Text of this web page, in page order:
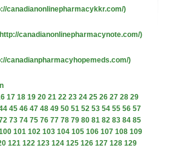
canadianonlinepharmacykkr.com/)
canadianonlinepharmacynote.com/)
canadianpharmacyhopemeds.com/)
17 18 19 20 21 22 23 24 25 26 27 28 29
45 46 47 48 49 50 51 52 53 54 55 56 57
73 74 75 76 77 78 79 80 81 82 83 84 85
101 102 103 104 105 106 107 108 109
121 122 123 124 125 126 127 128 129